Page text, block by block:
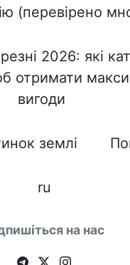
(перевірено
2026: які
отримати
вигоди
землі
ru
на нас